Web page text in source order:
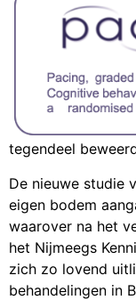
tegendeel
De nieuwe studie
eigen bodem
waarover na het
het Nijmeegs
zich zo lovend
behandelingen in